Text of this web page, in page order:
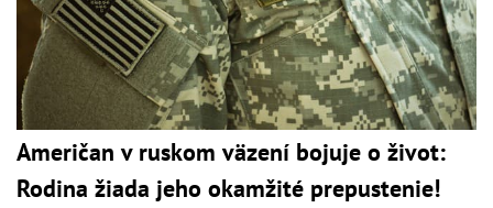
Američan v ruskom väzení bojuje o život:
Rodina žiada jeho okamžité prepustenie!